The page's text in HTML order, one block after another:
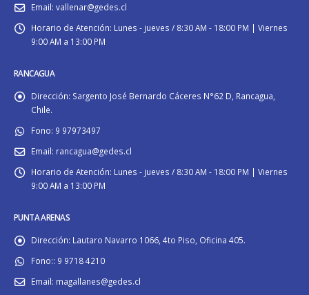
Email: vallenar@gedes.cl
Horario de Atención: Lunes - jueves / 8:30 AM - 18:00 PM | Viernes
9:00 AM a 13:00 PM
RANCAGUA
Dirección: Sargento José Bernardo Cáceres N°62 D, Rancagua,
Chile.
Fono: 9 97973497
Email: rancagua@gedes.cl
Horario de Atención: Lunes - jueves / 8:30 AM - 18:00 PM | Viernes
9:00 AM a 13:00 PM
PUNTA ARENAS
Dirección: Lautaro Navarro 1066, 4to Piso, Oficina 405.
Fono:: 9 9718 4210
Email: magallanes@gedes.cl